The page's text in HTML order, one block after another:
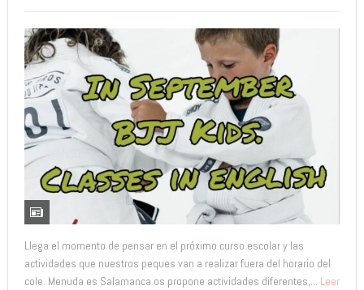
Llega el momento de pensar en el próximo curso escolar y las
actividades que nuestros peques van a realizar fuera del horario del
cole. Menuda es Salamanca os propone actividades diferentes,... Leer